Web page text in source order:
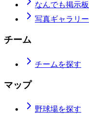
なんでも掲示板
写真ギャラリー
チーム
チームを探す
マップ
野球場を探す